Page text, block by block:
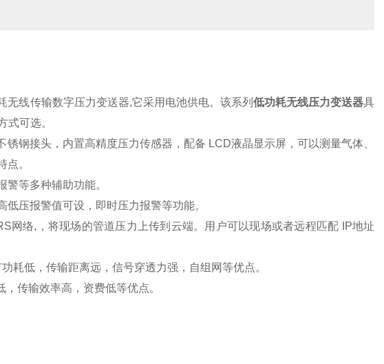
无线传输数字压力变送器,它采用电池供电。该系列 低功耗无线压力变送器具
式可选。
锈钢接头，内置高精度压力传感器，配备 LCD液晶显示屏，可以测量气体、
。
等多种辅助功能。
压报警值可设，即时压力报警等功能。
网络, ，将现场的管道压力上传到云端。用户可以现场或者远程匹配 IP地址
耗低，传输距离远，信号穿透力强，自组网等优点。
，传输效率高，资费低等优点。